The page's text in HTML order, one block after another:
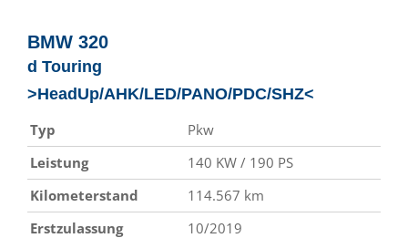
BMW 320
d Touring
>HeadUp/AHK/LED/PANO/PDC/SHZ<
Typ
Pkw
Leistung
140 KW / 190 PS
Kilometerstand
114.567 km
Erstzulassung
10/2019